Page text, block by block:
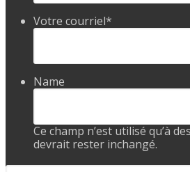
Votre courriel*
Name
Ce champ n’est utilisé qu’à
devrait rester inchangé.